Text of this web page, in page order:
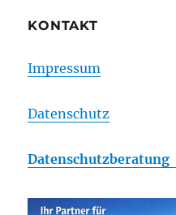
KONTAKT
Impressum
Datenschutz